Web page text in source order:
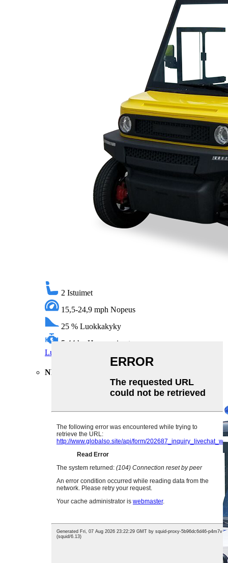
2 Istuimet
15,5-24,9 mph Nopeus
25 % Luokkakyky
5,44 hv
Hevosvoimat
Lue lisää
NL-P2020 LSV 2 matkustaja